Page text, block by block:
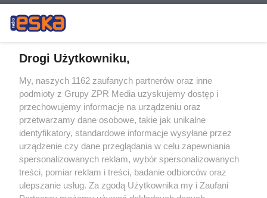
Żaden utwór zamieszczony w serwisie nie może być powielany i
rozpowszechniany lub dalej rozpowszechniany w jakikolwiek sposób (w
tym także elektroniczny lub mechaniczny) na jakimkolwiek polu
eksploatacji w jakiejkolwiek formie, włącznie z umieszczaniem w
Internecie bez pisemnej zgody właściciela praw. Jakiekolwiek użycie lub
wykorzystanie utworów w całości lub w części z naruszeniem prawa,
tzn. bez właściwej zgody, jest zabronione pod groźbą kary i może być
ścigane prawnie.
Drogi Użytkowniku,
My, naszych 1162 zaufanych partnerów oraz inne
podmioty z Grupy ZPR Media uzyskujemy dostęp i
przechowujemy informacje na urządzeniu oraz
przetwarzamy dane osobowe, takie jak unikalne
identyfikatory, standardowe informacje wysyłane przez
urządzenie czy dane przeglądania w celu zapewniania
spersonalizowanych reklam, wybór spersonalizowanych
treści, pomiar reklam i treści, badanie odbiorców oraz
ulepszanie usług. Za zgodą Użytkownika my i Zaufani